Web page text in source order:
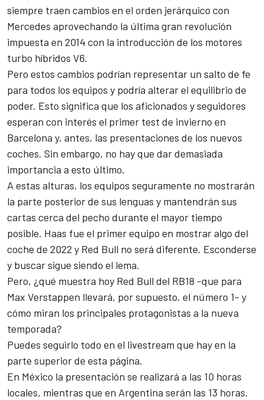
siempre traen cambios en el orden jerárquico con
Mercedes aprovechando la última gran revolución
impuesta en 2014 con la introducción de los motores
turbo híbridos V6.
Pero estos cambios podrían representar un salto de fe
para todos los equipos y podría alterar el equilibrio de
poder. Esto significa que los aficionados y seguidores
esperan con interés el primer test de invierno en
Barcelona y, antes, las presentaciones de los nuevos
coches. Sin embargo, no hay que dar demasiada
importancia a esto último.
A estas alturas, los equipos seguramente no mostrarán
la parte posterior de sus lenguas y mantendrán sus
cartas cerca del pecho durante el mayor tiempo
posible. Haas fue el primer equipo en mostrar algo del
coche de 2022 y Red Bull no será diferente. Esconderse
y buscar sigue siendo el lema.
Pero, ¿qué muestra hoy Red Bull del RB18 -que para
Max Verstappen llevará, por supuesto, el número 1- y
cómo miran los principales protagonistas a la nueva
temporada?
Puedes seguirlo todo en el livestream que hay en la
parte superior de esta página.
En México la presentación se realizará a las 10 horas
locales, mientras que en Argentina serán las 13 horas.